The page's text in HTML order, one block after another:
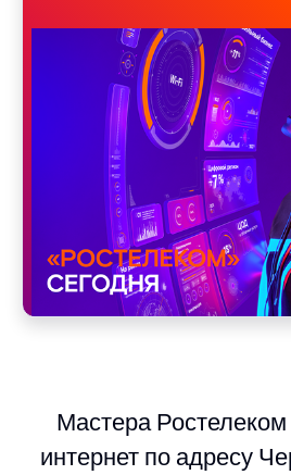
Мастера
интернет по адресу